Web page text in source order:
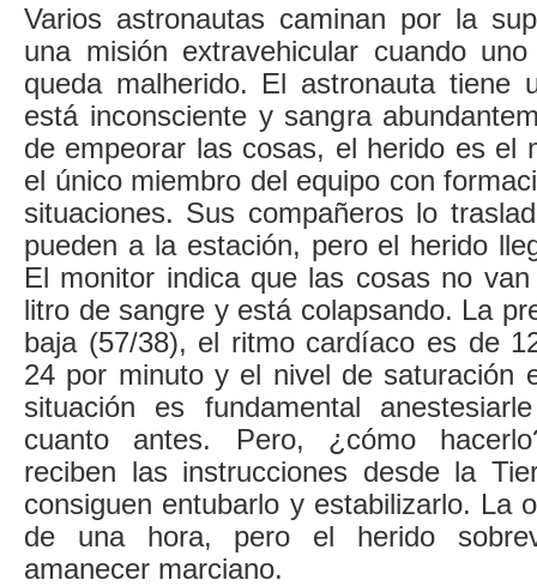
Varios astronautas caminan por la
una misión extravehicular cuando
queda malherido. El astronauta tiene
está inconsciente y sangra
de empeorar las cosas, el herido es el
el único miembro del equipo con
situaciones. Sus compañeros lo
pueden a la estación, pero el herido
El monitor indica que las cosas no
litro de sangre y está colapsando. La
baja (57/38), el ritmo cardíaco es de
24 por minuto y el nivel de saturación
situación es fundamental
cuanto antes. Pero, ¿cómo
reciben las instrucciones desde la
consiguen entubarlo y estabilizarlo. La
de una hora, pero el herido
amanecer marciano.